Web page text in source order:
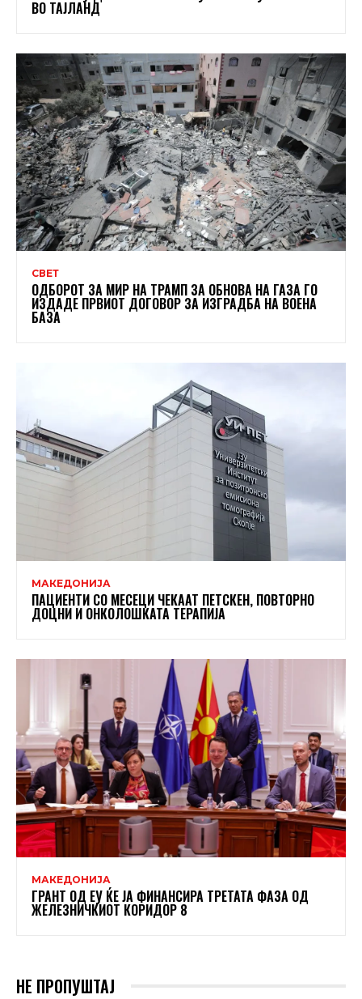
ВО ТАЈЛАНД
СВЕТ
ОДБОРОТ ЗА МИР НА ТРАМП ЗА ОБНОВА НА ГАЗА ГО
ИЗДАДЕ ПРВИОТ ДОГОВОР ЗА ИЗГРАДБА НА ВОЕНА
БАЗА
МАКЕДОНИЈА
ПАЦИЕНТИ СО МЕСЕЦИ ЧЕКААТ ПЕТСКЕН, ПОВТОРНО
ДОЦНИ И ОНКОЛОШКАТА ТЕРАПИЈА
МАКЕДОНИЈА
ГРАНТ ОД ЕУ ЌЕ ЈА ФИНАНСИРА ТРЕТАТА ФАЗА ОД
ЖЕЛЕЗНИЧКИОТ КОРИДОР 8
НЕ ПРОПУШТАЈ